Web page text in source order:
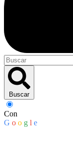
Buscar
Con
G o o g l e